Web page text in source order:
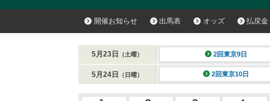
開催お知らせ 出馬表 オッズ 払戻金
5月23日 （土曜） 2回東京9日
5月24日 （日曜） 2回東京10日